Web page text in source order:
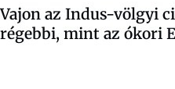
Vajon az Indus-völgyi
régebbi, mint az ókori